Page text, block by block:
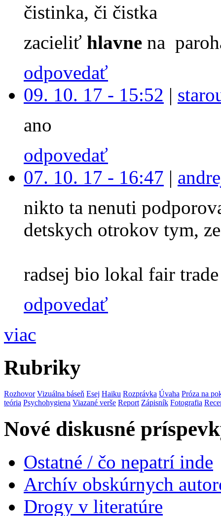
čistinka, či čistka
zacieliť hlavne na
odpovedať
09. 10. 17 - 15:52 |
ano
odpovedať
07. 10. 17 - 16:47 |
nikto ta nenuti
detskych otrokov tym,
radsej bio lokal fair
odpovedať
viac
Rubriky
Rozhovor Vizuálna báseň Esej Haiku Rozprávka Úvaha Próza na
teória Psychohygiena Viazané verše Report Zápisník Fotografia
Nové diskusné
Ostatné / čo nepatrí inde
Archív obskúrnych
Drogy v literatúre